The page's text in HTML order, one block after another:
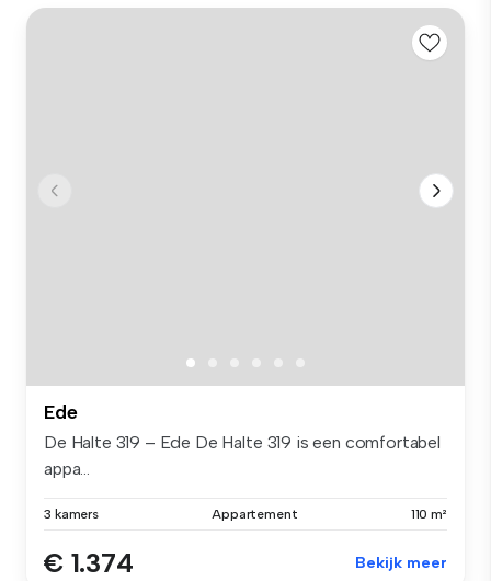
Ede
De Halte 319 – Ede De Halte 319 is een comfortabel
appa...
3 kamers Appartement 110 m²
€ 1.374 Bekijk meer